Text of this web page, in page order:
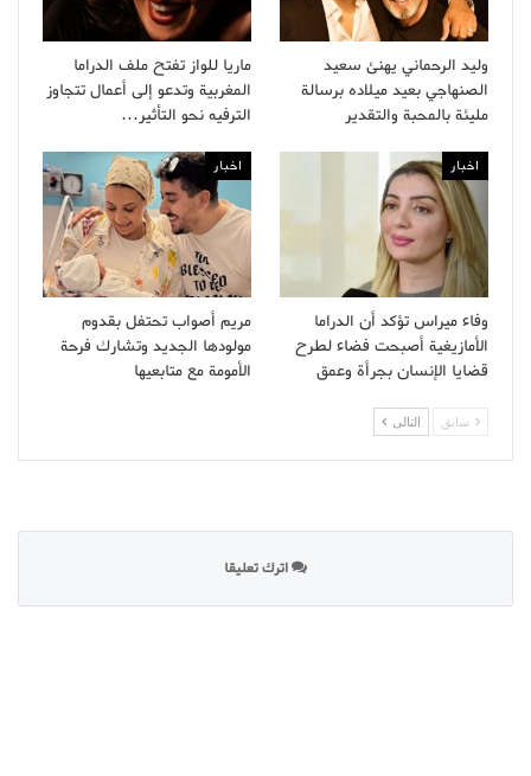
وليد الرحماني يهنئ سعيد
الصنهاجي بعيد ميلاده برسالة
مليئة بالمحبة والتقدير
ماريا للواز تفتح ملف الدراما
المغربية وتدعو إلى أعمال تتجاوز
الترفيه نحو التأثير…
اخبار
وفاء ميراس تؤكد أن الدراما
الأمازيغية أصبحت فضاء لطرح
قضايا الإنسان بجرأة وعمق
اخبار
مريم أصواب تحتفل بقدوم
مولودها الجديد وتشارك فرحة
الأمومة مع متابعيها
سابق التالى
اترك تعليقا